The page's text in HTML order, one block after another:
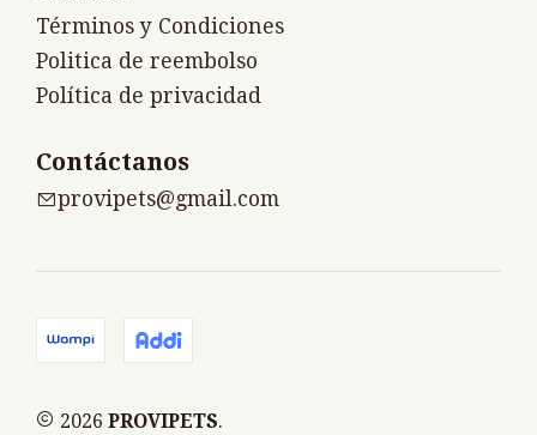
Términos y Condiciones
Politica de reembolso
Política de privacidad
Contáctanos
provipets@gmail.com
2026 PROVIPETS.